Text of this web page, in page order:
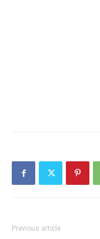
Previous article